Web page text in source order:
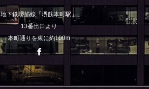
地下鉄堺筋線「堺筋本町駅」
13番出口より
本町通りを東に約100m